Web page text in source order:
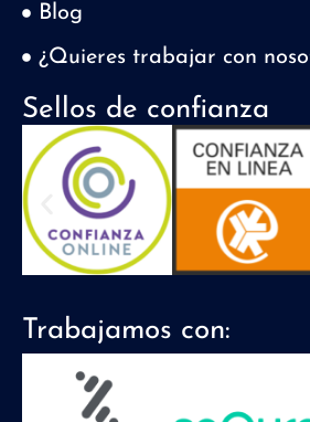
Blog
¿Quieres trabajar con
Sellos de confianza
Trabajamos con: